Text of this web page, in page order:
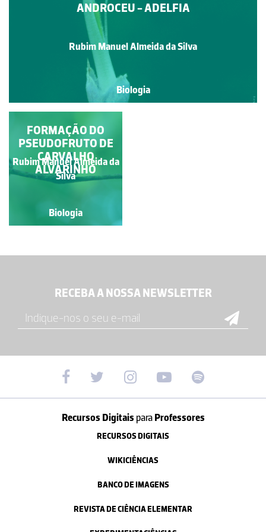
ANDROCEU - ADELFIA
Rubim Manuel Almeida da Silva
Biologia
FORMAÇÃO DO
PSEUDOFRUTO DE
CARVALHO
ALVARINHO
Rubim Manuel Almeida da
Silva
Biologia
RECEBA A NOSSA NEWSLETTER
Recursos Digitais paraProfessores
RECURSOS DIGITAIS
WIKICIÊNCIAS
BANCO DE IMAGENS
REVISTA DE CIÊNCIA ELEMENTAR